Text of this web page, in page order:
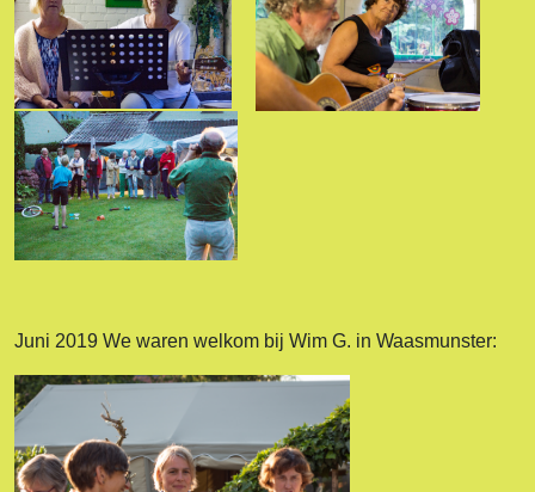
Juni 2019 We waren welkom bij Wim G. in Waasmunster: